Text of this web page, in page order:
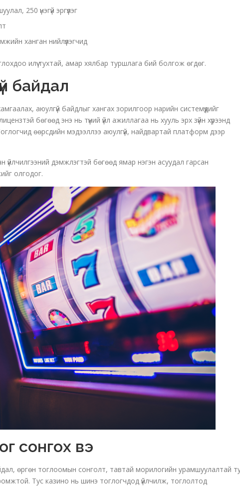
250 үнэгүй эргүүлэг
ханган нийлүүлэгчид
илүү тухтай, амар хялбар туршлага бий болгож өгдөг.
байдал
аюулгүй байдлыг хангах зорилгоор нарийн системүүдийг
бөгөөд энэ нь түүний үйл ажиллагаа нь хууль эрх зүйн хүрээнд
өөрсдийн мэдээллээ аюулгүй, найдвартай платформ дээр
дэмжлэгтэй бөгөөд ямар нэгэн асуудал гарсан
олгодог.
сонгох вэ
өргөн тоглоомын сонголт, тавтай морилогийн урамшуулалтай
Тус казино нь шинэ тоглогчдод үйлчилж, тоглолтод